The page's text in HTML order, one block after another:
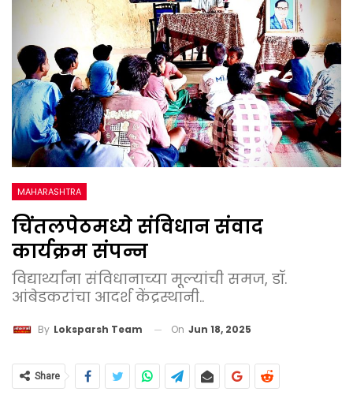
MAHARASHTRA
चिंतलपेठमध्ये संविधान संवाद
कार्यक्रम संपन्न
विद्यार्थ्यांना संविधानाच्या मूल्यांची समज, डॉ.
आंबेडकरांचा आदर्श केंद्रस्थानी..
By Loksparsh Team On Jun 18, 2025
Share